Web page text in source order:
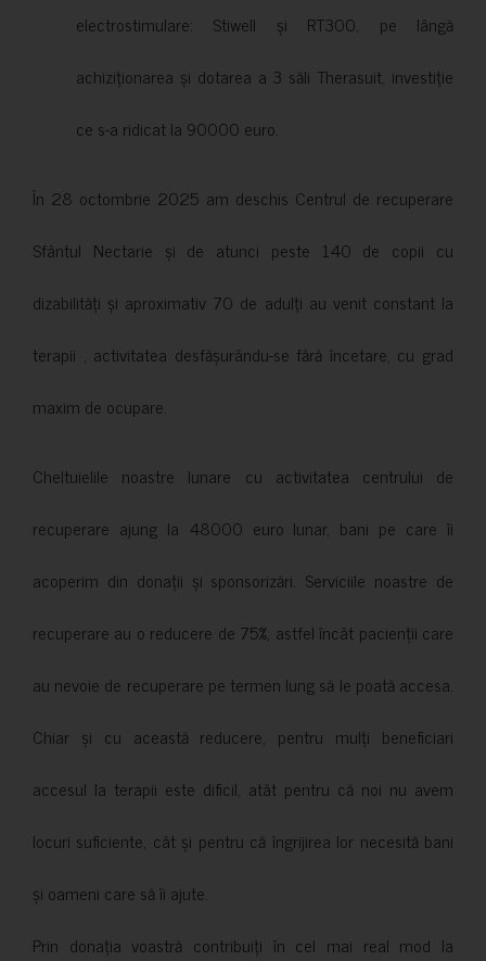
electrostimulare: Stiwell și RT300, pe lângă
achiziționarea și dotarea a 3 săli Therasuit, investiție
ce s-a ridicat la 90000 euro.
În 28 octombrie 2025 am deschis Centrul de recuperare
Sfântul Nectarie și de atunci peste 140 de copii cu
dizabilități și aproximativ 70 de adulți au venit constant la
terapii , activitatea desfășurându-se fără încetare, cu grad
maxim de ocupare.
Cheltuielile noastre lunare cu activitatea centrului de
recuperare ajung la 48000 euro lunar, bani pe care îi
acoperim din donații și sponsorizări. Serviciile noastre de
recuperare au o reducere de 75%, astfel încât pacienții care
au nevoie de recuperare pe termen lung să le poată accesa.
Chiar și cu această reducere, pentru mulți beneficiari
accesul la terapii este dificil, atât pentru că noi nu avem
locuri suficiente, cât și pentru că îngrijirea lor necesită bani
și oameni care să îi ajute.
Prin donația voastră contribuiți în cel mai real mod la